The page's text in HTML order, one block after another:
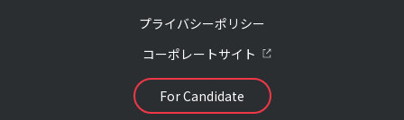
プライバシーポリシー
コーポレートサイト
For Candidate